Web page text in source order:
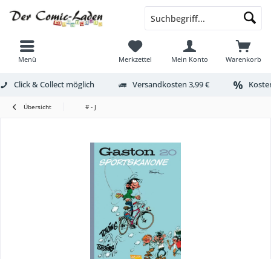
Menü Warenkorb
Merkzettel Mein Konto
Click & Collect möglich Versandkosten 3,99 €
Übersicht # - J